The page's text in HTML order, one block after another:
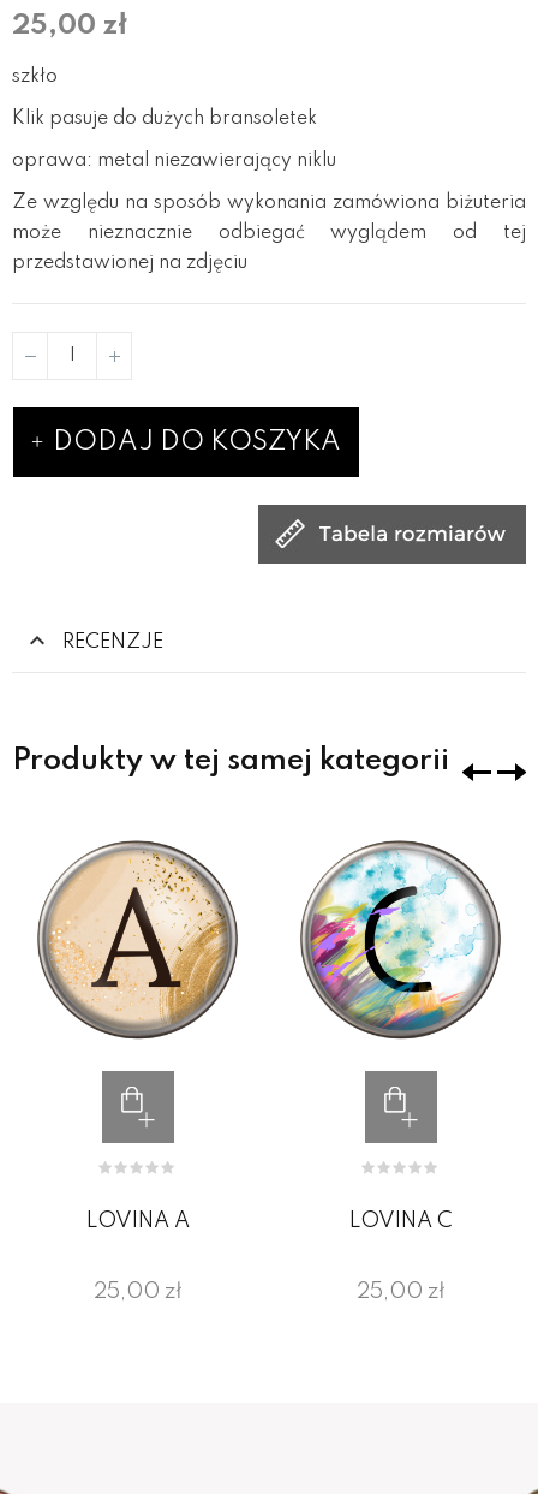
25,00 zł
szkło
Klik pasuje do dużych bransoletek
oprawa: metal niezawierający niklu
Ze względu na sposób wykonania zamówiona biżuteria
może nieznacznie odbiegać wyglądem od tej
przedstawionej na zdjęciu
DODAJ DO KOSZYKA
RECENZJE
Produkty w tej samej kategorii
LOVINA A
25,00 zł
LOVINA C
25,00 zł